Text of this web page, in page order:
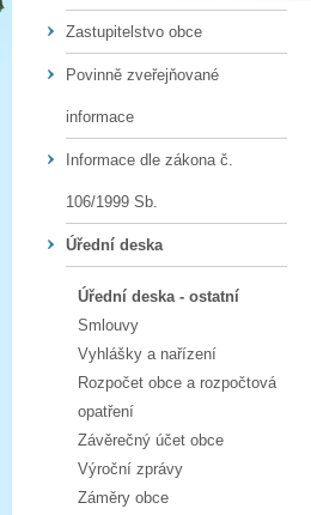
Zastupitelstvo obce
Povinně zveřejňované
informace
Informace dle zákona č.
106/1999 Sb.
Úřední deska
Úřední deska - ostatní
Smlouvy
Vyhlášky a nařízení
Rozpočet obce a rozpočtová
opatření
Závěrečný účet obce
Výroční zprávy
Záměry obce